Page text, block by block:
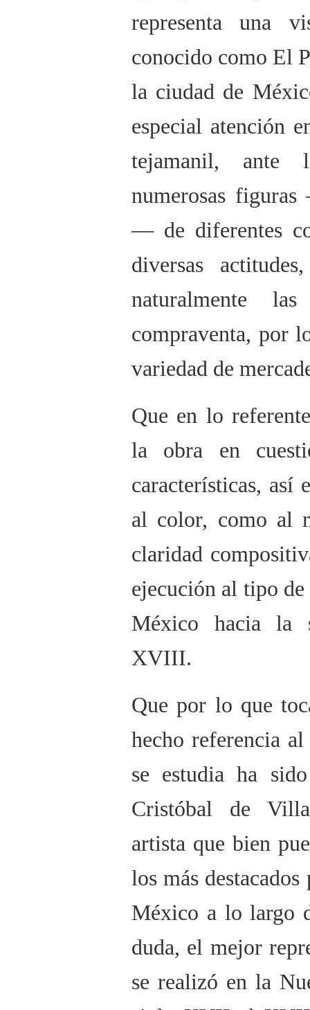
representa una
conocido como El
la ciudad de
especial atención
tejamanil, ante
numerosas
— de diferentes
diversas
naturalmente
compraventa, por
variedad de
Que en lo
la obra en
características, así
al color, como al
claridad
ejecución al tipo
México hacia la
XVIII.
Que por lo que
hecho referencia
se estudia ha
Cristóbal de
artista que bien
los más
México a lo largo
duda, el mejor
se realizó en la